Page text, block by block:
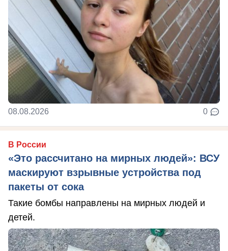
08.08.2026 0
В России
«Это рассчитано на мирных людей»: ВСУ
маскируют взрывные устройства под
пакеты от сока
Такие бомбы направлены на мирных людей и
детей.